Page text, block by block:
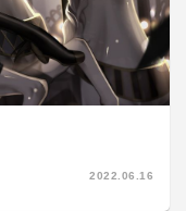
2022.06.16